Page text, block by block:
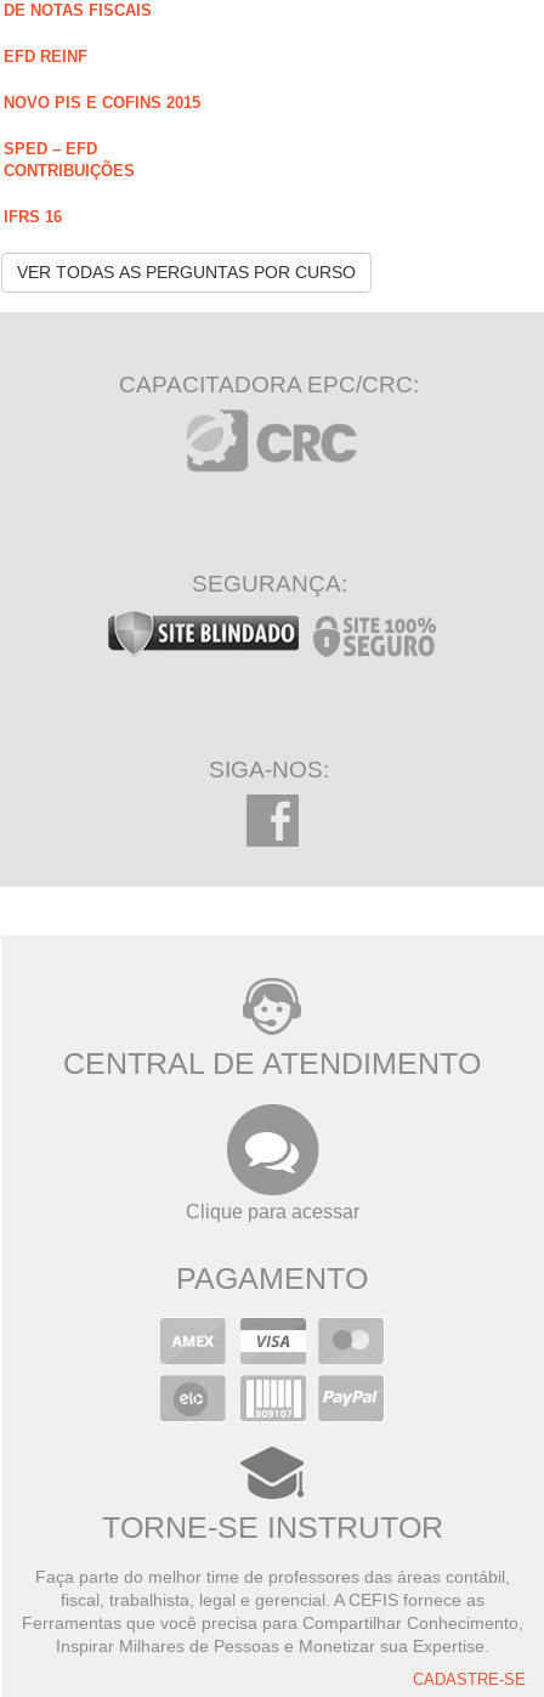
DE NOTAS FISCAIS
EFD REINF
NOVO PIS E COFINS 2015
SPED – EFD
CONTRIBUIÇÕES
IFRS 16
VER TODAS AS PERGUNTAS POR CURSO
CAPACITADORA EPC/CRC:
SEGURANÇA:
SIGA-NOS:
CENTRAL DE ATENDIMENTO
Clique para acessar
PAGAMENTO
TORNE-SE INSTRUTOR
Faça parte do melhor time de professores das áreas contábil,
fiscal, trabalhista, legal e gerencial. A CEFIS fornece as
Ferramentas que você precisa para Compartilhar Conhecimento,
Inspirar Milhares de Pessoas e Monetizar sua Expertise.
CADASTRE-SE